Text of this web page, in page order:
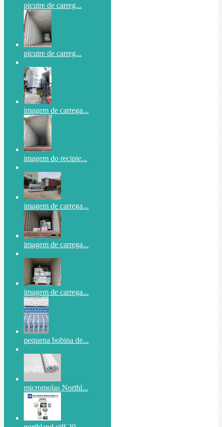
picutre de carreg...
picutre de carreg...
imagem de carrega...
imagem do recipie...
imagem de carrega...
imagem de carrega...
imagem de carrega...
pequena bobina de...
micromolas Northl...